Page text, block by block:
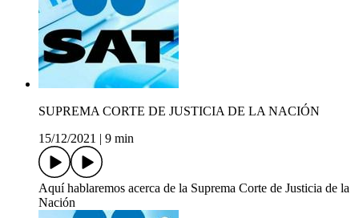
SUPREMA CORTE DE JUSTICIA DE LA NACIÓN
15/12/2021
9 min
Aquí hablaremos acerca de la Suprema Corte de Justicia de la
Nación